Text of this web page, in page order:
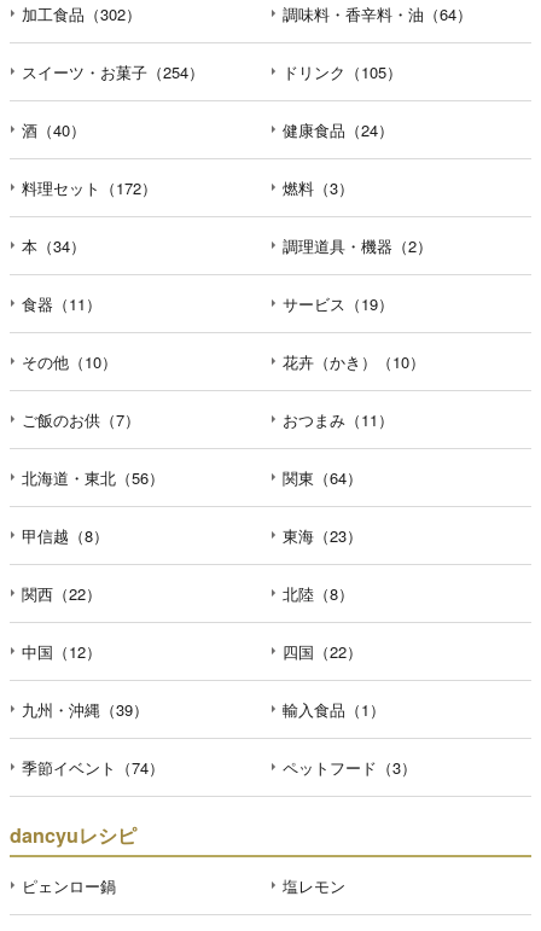
加工食品（302） 調味料・香辛料・油（64）
スイーツ・お菓子（254） ドリンク（105）
酒（40） 健康食品（24）
料理セット（172） 燃料（3）
本（34） 調理道具・機器（2）
食器（11） サービス（19）
その他（10） 花卉（かき）（10）
ご飯のお供（7） おつまみ（11）
北海道・東北（56） 関東（64）
甲信越（8） 東海（23）
関西（22） 北陸（8）
中国（12） 四国（22）
九州・沖縄（39） 輸入食品（1）
季節イベント（74） ペットフード（3）
dancyuレシピ
ピェンロー鍋 塩レモン